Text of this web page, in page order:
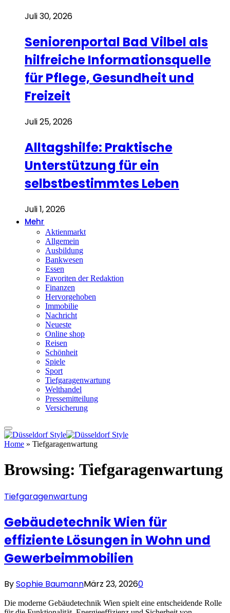
Juli 30, 2026
Seniorenportal Bad Vilbel als
hilfreiche Informationsquelle
für Pflege, Gesundheit und
Freizeit
Juli 25, 2026
Alltagshilfe: Praktische
Unterstützung für ein
selbstbestimmtes Leben
Juli 1, 2026
Mehr
Aktienmarkt
Allgemein
Ausbildung
Bankwesen
Essen
Favoriten der Redaktion
Finanzen
Hervorgehoben
Immobilie
Nachricht
Neueste
Online shop
Reisen
Schönheit
Spiele
Sport
Tiefgaragenwartung
Welthandel
Pressemitteilung
Versicherung
Home » Tiefgaragenwartung
Browsing: Tiefgaragenwartung
Tiefgaragenwartung
Gebäudetechnik Wien für
effiziente Lösungen in Wohn und
Gewerbeimmobilien
BySophie BaumannMärz 23, 20260
Die moderne Gebäudetechnik Wien spielt eine entscheidende Rolle